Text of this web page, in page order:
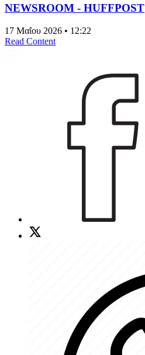
NEWSROOM - HUFFPOST
17 Μαΐου 2026 • 12:22
Read Content